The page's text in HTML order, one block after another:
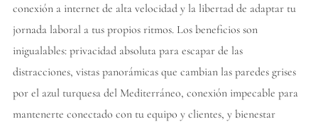
conexión a internet de alta velocidad y la libertad de adaptar tu
jornada laboral a tus propios ritmos. Los beneficios son
inigualables: privacidad absoluta para escapar de las
distracciones, vistas panorámicas que cambian las paredes grises
por el azul turquesa del Mediterráneo, conexión impecable para
mantenerte conectado con tu equipo y clientes, y bienestar